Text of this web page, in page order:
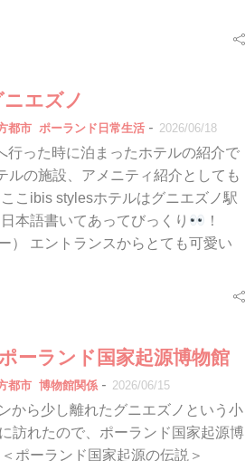
エズノ
都市 ポーランド日常生活 - 2026/06/18
行った時に泊まったホテルの紹介で
ルの施設、アメニティ紹介としても
こibis stylesホテルはグニエズノ駅
本語書いてあってびっくり
！
） エントランスからとても可愛い
ーランド国家起源博物館
都市 博物館関係 - 2026/06/15
から少し離れたグニエズノという小
訪れたので、ポーランド国家起源博
ポーランド国家起源の伝説＞